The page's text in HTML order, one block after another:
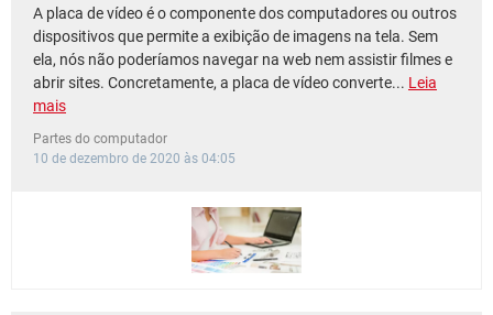
A placa de vídeo é o componente dos computadores ou outros
dispositivos que permite a exibição de imagens na tela. Sem
ela, nós não poderíamos navegar na web nem assistir filmes e
abrir sites. Concretamente, a placa de vídeo converte... Leia
mais
Partes do computador
10 de dezembro de 2020 às 04:05